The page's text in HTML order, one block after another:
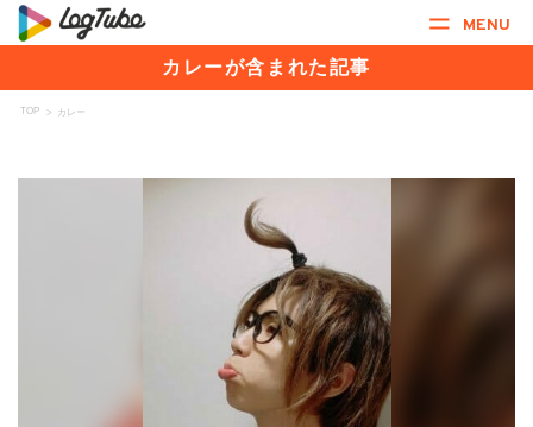
MENU
カレーが含まれた記事
TOP > カレー